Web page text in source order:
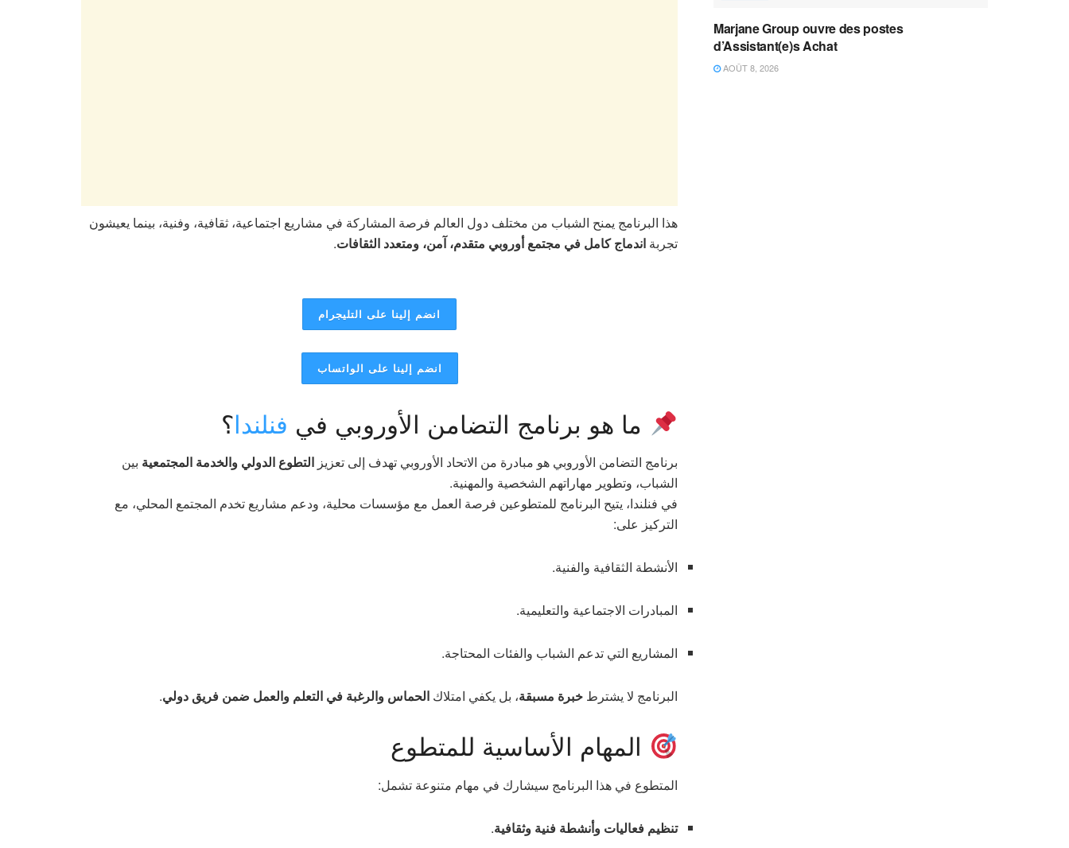
هذا البرنامج يمنح الشباب من مختلف دول العالم فرصة المشاركة في مشاريع اجتماعية، ثقافية، وفنية، بينما يعيشون
تجربة اندماج كامل في مجتمع أوروبي متقدم، آمن، ومتعدد الثقافات.
انضم إلينا على التليجرام
انضم إلينا على الواتساب
ما هو برنامج التضامن الأوروبي في فنلندا؟
برنامج التضامن الأوروبي هو مبادرة من الاتحاد الأوروبي تهدف إلى تعزيز التطوع الدولي والخدمة المجتمعية بين
الشباب، وتطوير مهاراتهم الشخصية والمهنية.
في فنلندا، يتيح البرنامج للمتطوعين فرصة العمل مع مؤسسات محلية، ودعم مشاريع تخدم المجتمع المحلي، مع
التركيز على:
الأنشطة الثقافية والفنية.
المبادرات الاجتماعية والتعليمية.
المشاريع التي تدعم الشباب والفئات المحتاجة.
البرنامج لا يشترط خبرة مسبقة، بل يكفي امتلاك الحماس والرغبة في التعلم والعمل ضمن فريق دولي.
المهام الأساسية للمتطوع
المتطوع في هذا البرنامج سيشارك في مهام متنوعة تشمل:
تنظيم فعاليات وأنشطة فنية وثقافية.
Marjane Group ouvre des postes
d’Assistant(e)s Achat
AOÛT 8, 2026